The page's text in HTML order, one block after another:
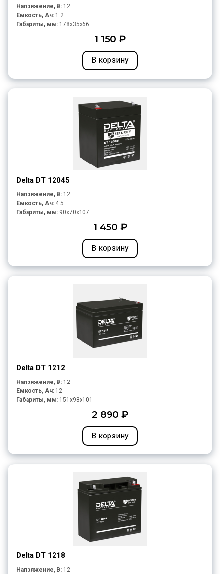
Напряжение, В: 12
Емкость, Ач: 1.2
Габариты, мм: 178x35x66
1 150 ₽
В корзину
Delta DT 12045
Напряжение, В: 12
Емкость, Ач: 4.5
Габариты, мм: 90x70x107
1 450 ₽
В корзину
Delta DT 1212
Напряжение, В: 12
Емкость, Ач: 12
Габариты, мм: 151x98x101
2 890 ₽
В корзину
Delta DT 1218
Напряжение, В: 12